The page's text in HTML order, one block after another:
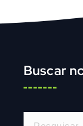
Buscar